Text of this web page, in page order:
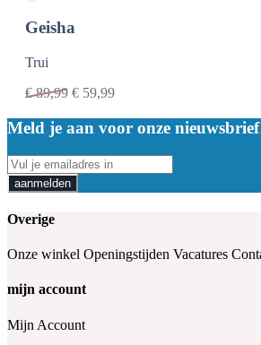
Geisha
Trui
€89,99 € 59,99
Meld je aan voor onze
aanmelden
Overige
Onze winkel Openingstijden Vacatures
mijn account
Mijn Account